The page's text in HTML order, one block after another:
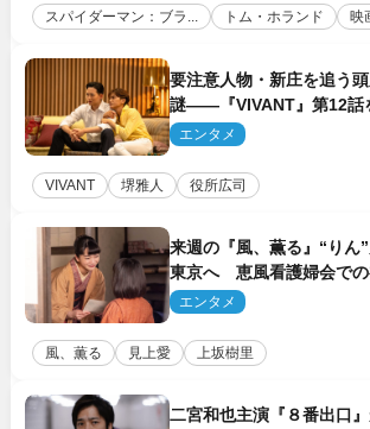
スパイダーマン：ブラ... トム・ホランド 映
要注意人物・新庄を追う
謎――『VIVANT』第12話
エンタメ
VIVANT 堺雅人 役所広司
来週の『風、薫る』“りん
東京へ 恵風看護婦会での
エンタメ
風、薫る 見上愛 上坂樹里
二宮和也主演『８番出口